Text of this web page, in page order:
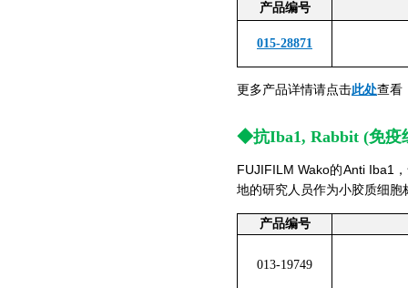
产品编号
015-28871
更多产品详情请点击此处查看
◆抗Iba1, Rabbit (免
FUJIFILM Wako的Anti Iba1
地的研究人员作为小胶质细胞
产品编号
013-19749